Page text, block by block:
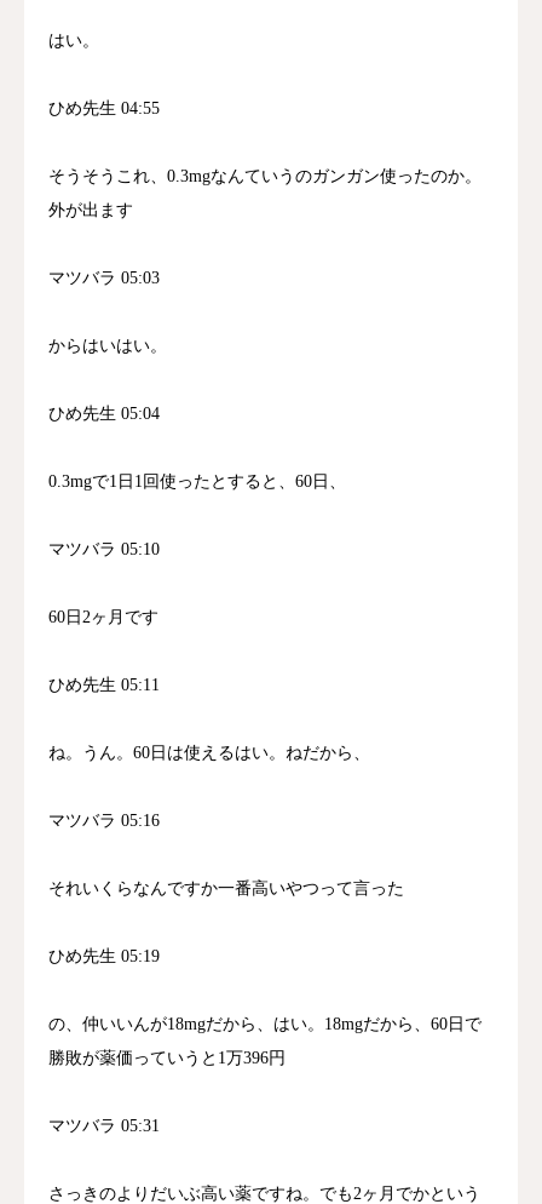
はい。
ひめ先生 04:55
そうそうこれ、0.3mgなんていうのガンガン使ったのか。
外が出ます
マツバラ 05:03
からはいはい。
ひめ先生 05:04
0.3mgで1日1回使ったとすると、60日、
マツバラ 05:10
60日2ヶ月です
ひめ先生 05:11
ね。うん。60日は使えるはい。ねだから、
マツバラ 05:16
それいくらなんですか一番高いやつって言った
ひめ先生 05:19
の、仲いいんが18mgだから、はい。18mgだから、60日で
勝敗が薬価っていうと1万396円
マツバラ 05:31
さっきのよりだいぶ高い薬ですね。でも2ヶ月でかという